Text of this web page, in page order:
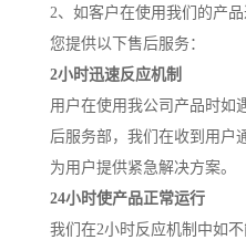
2、如客户在使用我们的产
您提供以下售后服务：
2小时迅速反应机制
用户在使用我公司产品时如
后服务部，我们在收到用户
为用户提供紧急解决方案。
24小时使产品正常运行
我们在2小时反应机制中如